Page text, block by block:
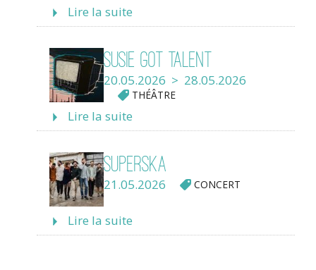
Lire la suite
Susie got talent
20.05.2026 > 28.05.2026
THÉÂTRE
Lire la suite
Superska
21.05.2026 CONCERT
Lire la suite